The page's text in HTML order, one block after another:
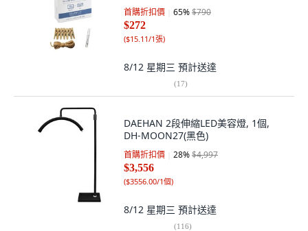
首購折扣價 65%$790
$272
($15.11/1張)
8/12 星期三 預計送達
(17)
DAEHAN 2段伸縮LED美容燈, 1個,
DH-MOON27(黑色)
首購折扣價 28%$4,997
$3,556
($3556.00/1個)
8/12 星期三 預計送達
(116)